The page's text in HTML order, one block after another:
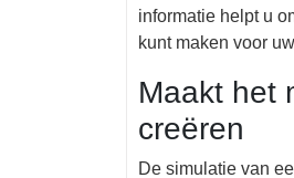
informatie helpt u
kunt maken voor
Maakt het
creëren
De simulatie van